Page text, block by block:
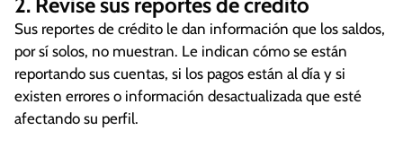
Sus reportes de crédito le dan información que los saldos,
por sí solos, no muestran. Le indican cómo se están
reportando sus cuentas, si los pagos están al día y si
existen errores o información desactualizada que esté
afectando su perfil.